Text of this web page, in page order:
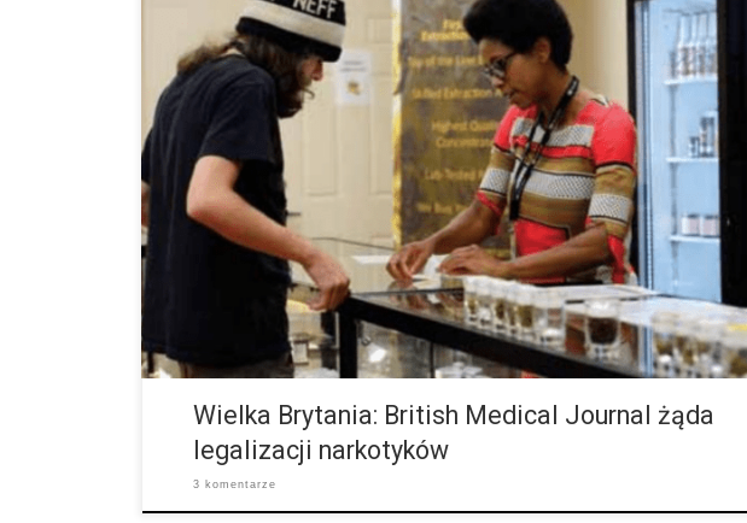
British Medical Journal (BMJ) po raz pierwszy zażądał legalizacji dotychczas
nielegalnych narkotyków. Magazyn ten uważa, że dotychczasowa polityka prohibicji
zaniedbała zarówno przytłumienie zapotrzebowania i zaopatrywania, jak i redukcję
nałogu, eliminację […]
Wielka Brytania: British Medical Journal żąda
legalizacji narkotyków
3 komentarze